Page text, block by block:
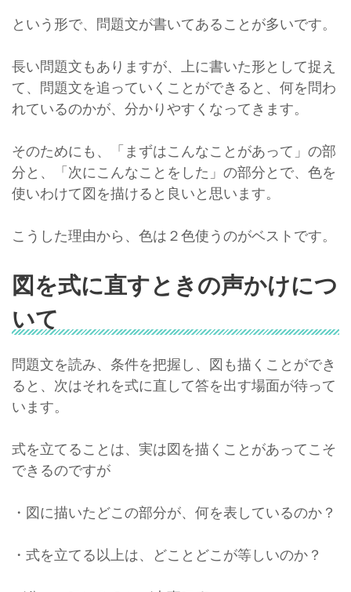
という形で、問題文が書いてあることが多いです。
長い問題文もありますが、上に書いた形として捉え
て、問題文を追っていくことができると、何を問わ
れているのかが、分かりやすくなってきます。
そのためにも、「まずはこんなことがあって」の部
分と、「次にこんなことをした」の部分とで、色を
使いわけて図を描けると良いと思います。
こうした理由から、色は２色使うのがベストです。
図を式に直すときの声かけにつ
いて
問題文を読み、条件を把握し、図も描くことができ
ると、次はそれを式に直して答を出す場面が待って
います。
式を立てることは、実は図を描くことがあってこそ
できるのですが
・図に描いたどこの部分が、何を表しているのか？
・式を立てる以上は、どことどこが等しいのか？